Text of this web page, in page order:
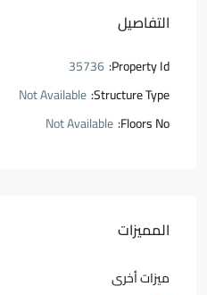
التفاصيل
Property Id:
35736
Structure Type:
Not Available
Floors No:
Not Available
المميزات
ميزات أخرى